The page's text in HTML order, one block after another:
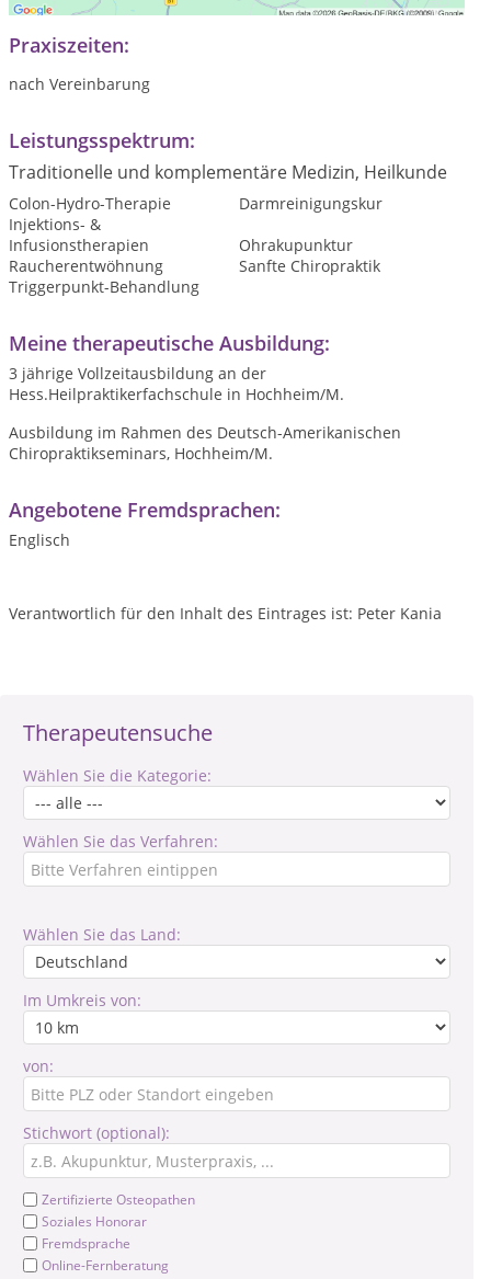
Therapeutensuche
Wählen Sie die Kategorie:
Wählen Sie das Verfahren:
Wählen Sie das Land:
Im Umkreis von:
von:
Stichwort (optional):
Zertifizierte Osteopathen
Soziales Honorar
Fremdsprache
Online-Fernberatung
Praxiszeiten:
nach Vereinbarung
Leistungsspektrum:
Traditionelle und komplementäre Medizin, Heilkunde
Colon-Hydro-Therapie
Darmreinigungskur
Injektions- &
Infusionstherapien
Ohrakupunktur
Raucherentwöhnung
Sanfte Chiropraktik
Triggerpunkt-Behandlung
Meine therapeutische Ausbildung:
3 jährige Vollzeitausbildung an der
Hess.Heilpraktikerfachschule in Hochheim/M.
Ausbildung im Rahmen des Deutsch-Amerikanischen
Chiropraktikseminars, Hochheim/M.
Angebotene Fremdsprachen:
Englisch
Verantwortlich für den Inhalt des Eintrages ist: Peter Kania